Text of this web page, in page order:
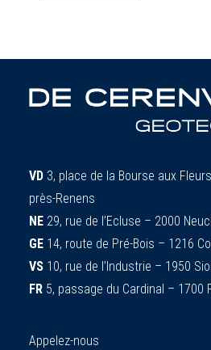
VD 3, place de la Bourse aux
près-Renens
NE 29, rue de l’Ecluse – 2000
GE 14, route de Pré-Bois – 1216
VS 10, rue de l’Industrie – 1950
FR 5, passage du Cardinal – 1700
Appelez-nous